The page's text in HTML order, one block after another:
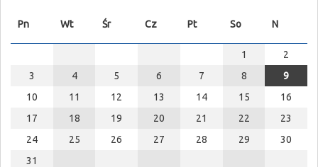
Pn Wt Śr Cz Pt So N
1
2
3
4 5 6 7 8
9
10
11 12 13 14 15
16
17
18 19 20 21 22
23
24
25 26 27 28 29
30
31